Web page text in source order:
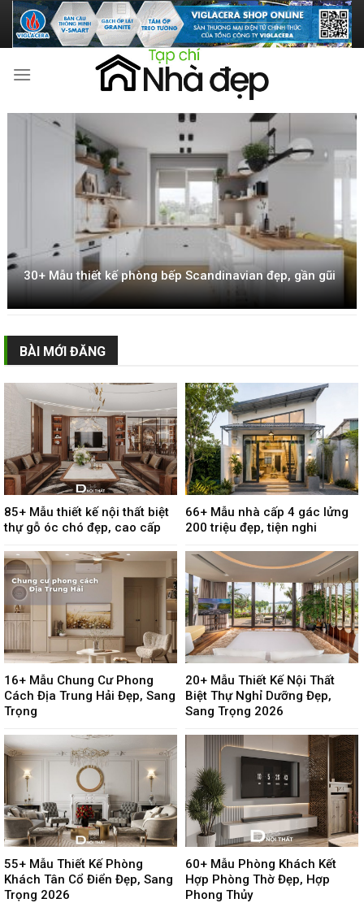
Skip
content
30+ Mẫu thiết kế phòng bếp Scandinavian đẹp, gần gũi
BÀI MỚI ĐĂNG
85+ Mẫu thiết kế nội thất biệt
thự gỗ óc chó đẹp, cao cấp
66+ Mẫu nhà cấp 4 gác lửng
200 triệu đẹp, tiện nghi
16+ Mẫu Chung Cư Phong
Cách Địa Trung Hải Đẹp, Sang
Trọng
20+ Mẫu Thiết Kế Nội Thất
Biệt Thự Nghỉ Dưỡng Đẹp,
Sang Trọng 2026
55+ Mẫu Thiết Kế Phòng
Khách Tân Cổ Điển Đẹp, Sang
Trọng 2026
60+ Mẫu Phòng Khách Kết
Hợp Phòng Thờ Đẹp, Hợp
Phong Thủy